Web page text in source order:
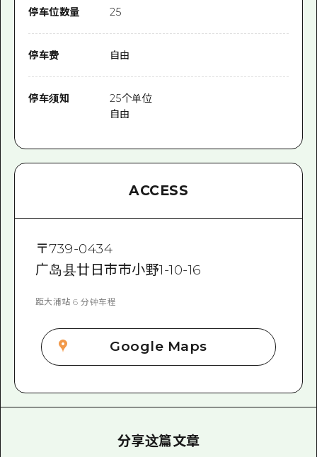
停车位数量 25
停车费 自由
停车须知
25个单位
自由
ACCESS
〒739-0434
广岛县廿日市市小野1-10-16
距大浦站 6 分钟车程
Google Maps
分享这篇文章